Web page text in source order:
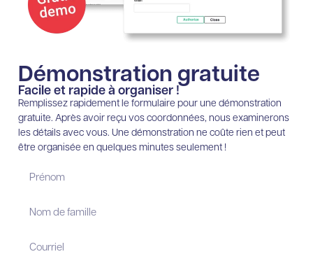
Démonstration gratuite
Facile et rapide à organiser !
Remplissez rapidement le formulaire pour une démonstration
gratuite. Après avoir reçu vos coordonnées, nous examinerons
les détails avec vous. Une démonstration ne coûte rien et peut
être organisée en quelques minutes seulement !